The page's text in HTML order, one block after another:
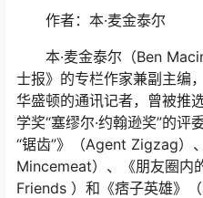
作者：本·麦金泰尔
本·麦金泰尔（Ben
士报》的专栏作家兼副主编
华盛顿的通讯记者，曾被推
学奖“塞缪尔·约翰逊奖”的
“锯齿”》（Agent Zigzag）
Mincemeat）、《朋友圈内
Friends ）和《痞子英雄》